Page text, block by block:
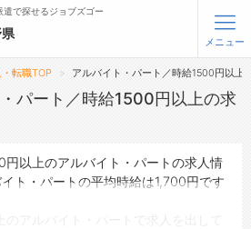
ログイン
で探せるジョブズゴー
メニュー
転職TOP アルバイト・パート／時給1500円以上
パート／時給1500円以上の求
以上のアルバイト・パートの求人情
ト・パートの平均時給は1,700円です